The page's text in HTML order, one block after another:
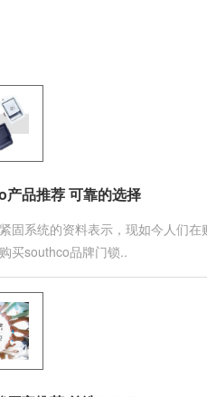
品推荐 可靠的选择
固系统的资料表示，现如今人们在
买southco品牌门锁..